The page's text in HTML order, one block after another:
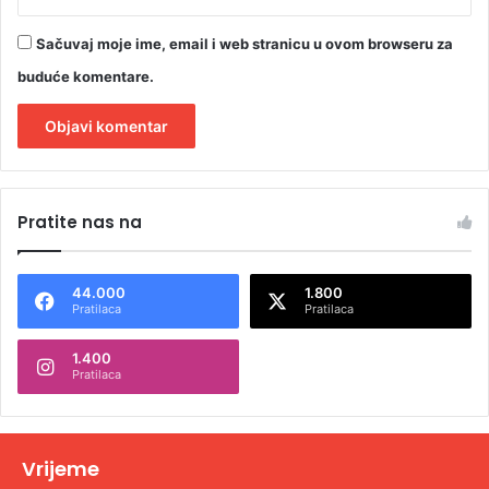
Sačuvaj moje ime, email i web stranicu u ovom browseru za
buduće komentare.
t
n
t
v
Pratite nas na
44.000
Pratilaca
1.800
Pratilaca
1.400
Pratilaca
Vrijeme